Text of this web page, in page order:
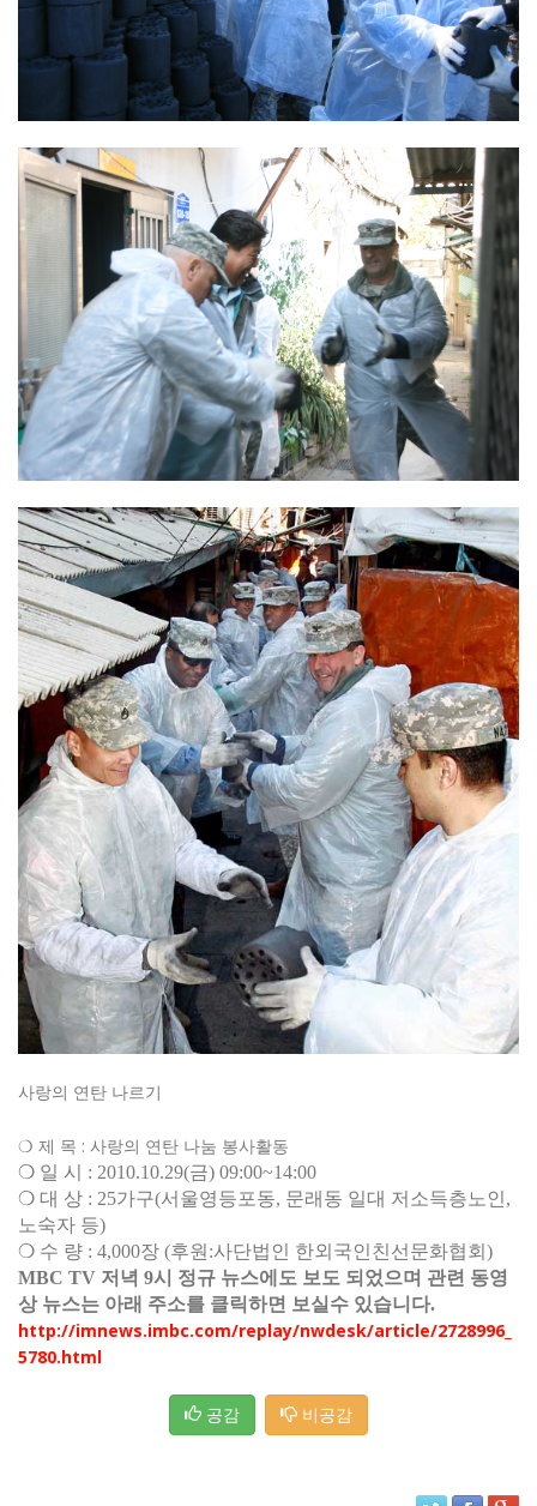
사랑의 연탄 나르기
❍ 제 목 : 사랑의 연탄 나눔 봉사활동
❍ 일 시 : 2010.10.29(금) 09:00~14:00
❍ 대 상 : 25가구(서울영등포동, 문래동 일대 저소득층노인,
노숙자 등)
❍ 수 량 : 4,000장 (후원:사단법인 한외국인친선문화협회)
MBC TV 저녁 9시 정규 뉴스에도 보도 되었으며 관련 동영
상 뉴스는 아래 주소를 클릭하면 보실수 있습니다.
http://imnews.imbc.com/replay/nwdesk/article/2728996_
5780.html
공감 비공감